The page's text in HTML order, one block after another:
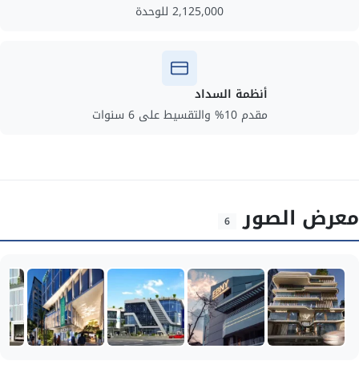
2,125,000 للوحدة
أنظمة السداد
مقدم 10% والتقسيط على 6 سنوات
معرض الصور 6